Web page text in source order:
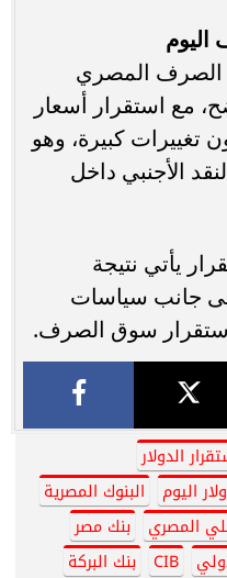
الصرف المصري
مع استقرار أسعار
تغييرات كبيرة، وهو
الأجنبي داخل
يأتي نتيجة
جانب سياسات
سوق الصرف.
الدولار
اليوم
البنوك المصرية
المصري
بنك مصر
CIB
بنك البركة